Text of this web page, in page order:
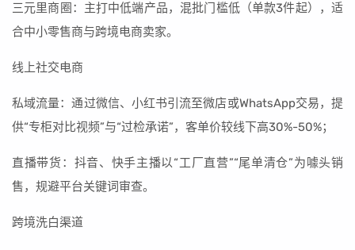
三元里商圈：主打中低端产品，混批门槛低（单款3件起），适
合中小零售商与跨境电商卖家。
线上社交电商
私域流量：通过微信、小红书引流至微店或WhatsApp交易，提
供“专柜对比视频”与“过检承诺”，客单价较线下高30%-50%；
直播带货：抖音、快手主播以“工厂直营”“尾单清仓”为噱头销
售，规避平台关键词审查。
跨境洗白渠道